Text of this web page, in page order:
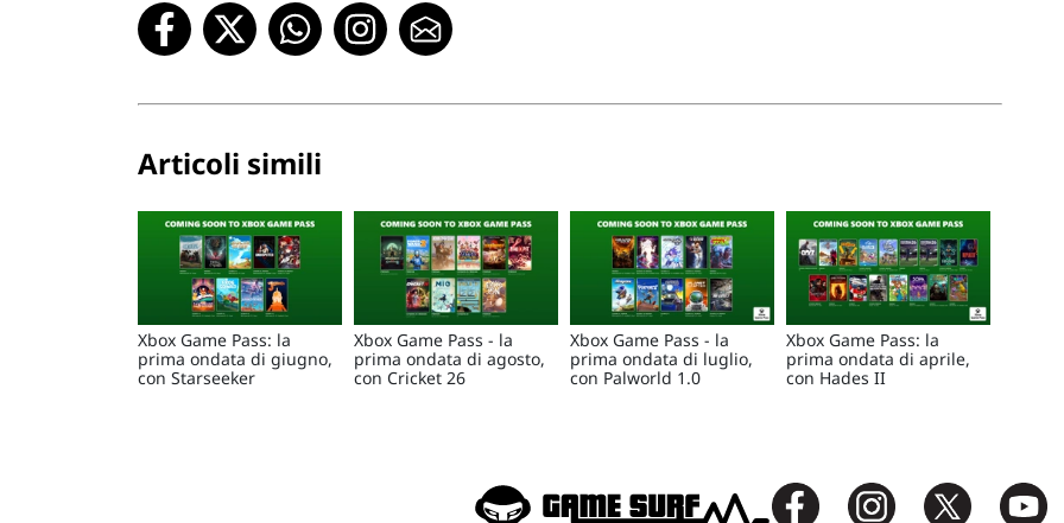
Articoli simili
Xbox Game Pass: la
prima ondata di giugno,
con Starseeker
Xbox Game Pass - la
prima ondata di agosto,
con Cricket 26
Xbox Game Pass - la
prima ondata di luglio,
con Palworld 1.0
Xbox Game Pass: la
prima ondata di aprile,
con Hades II